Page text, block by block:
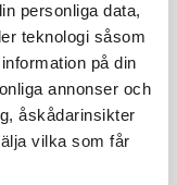
personliga data,
teknologi såsom
på din
annonser och
åskådarinsikter
vilka som får
Elin
tycker att
grupper av